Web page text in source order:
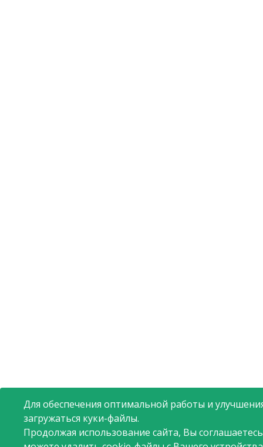
Для обеспечения оптимальной работы и
загружаться куки-файлы.
Продолжая использование сайта, Вы